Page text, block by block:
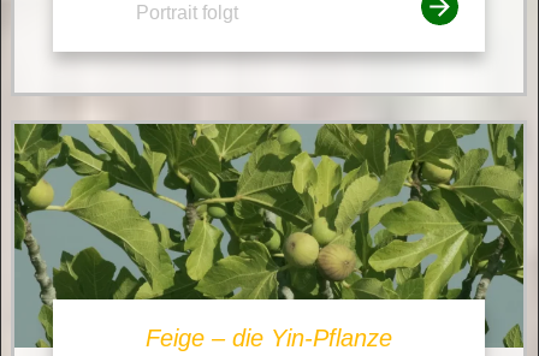
Portrait folgt
Feige – die Yin-Pflanze